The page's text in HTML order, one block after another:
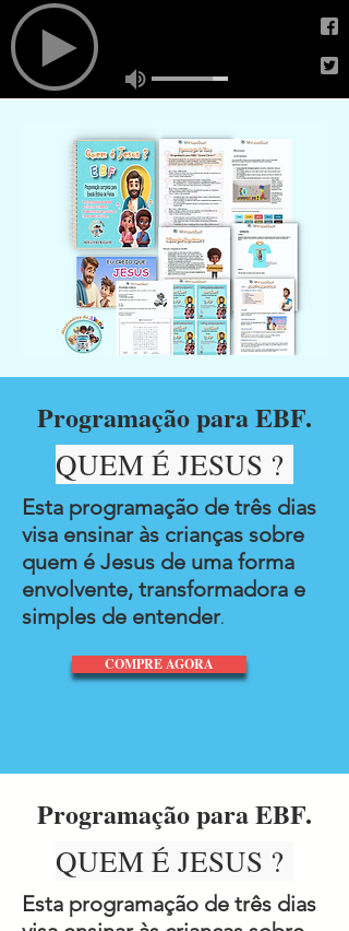
Programação para EBF.
QUEM É JESUS ?
Esta programação de três dias
visa ensinar às crianças sobre
quem é Jesus de uma forma
envolvente, transformadora e
simples de entender.
COMPRE AGORA
Programação para EBF.
QUEM É JESUS ?
Esta programação de três dias